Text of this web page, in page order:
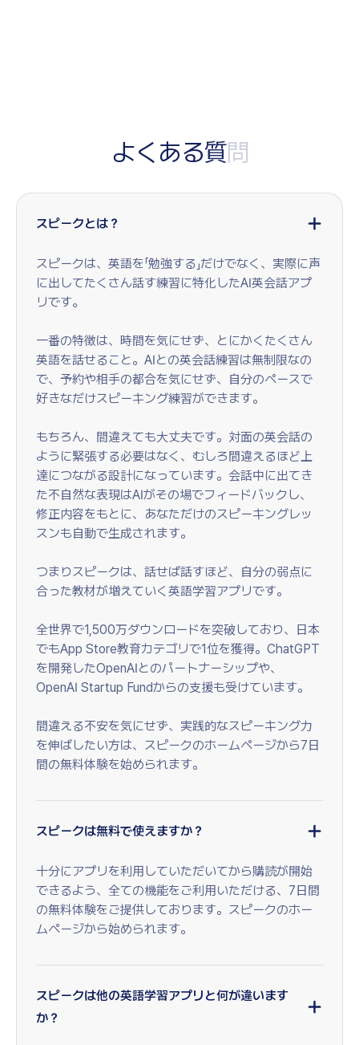
よく ある質問
スピークとは？
スピークは、英語を「勉強する」だけでなく、実際に声
に出してたくさん話す練習に特化したAI英会話アプ
リです。
一番の特徴は、時間を気にせず、とにかくたくさん
英語を話せること。AIとの英会話練習は無制限なの
で、予約や相手の都合を気にせず、自分のペースで
好きなだけスピーキング練習ができます。
もちろん、間違えても大丈夫です。対面の英会話の
ように緊張する必要はなく、むしろ間違えるほど上
達につながる設計になっています。会話中に出てき
た不自然な表現はAIがその場でフィードバックし、
修正内容をもとに、あなただけのスピーキングレッ
スンも自動で生成されます。
つまりスピークは、話せば話すほど、自分の弱点に
合った教材が増えていく英語学習アプリです。
全世界で1,500万ダウンロードを突破しており、日本
でもApp Store教育カテゴリで1位を獲得。ChatGPT
を開発したOpenAIとのパートナーシップや、
OpenAI Startup Fundからの支援も受けています。
間違える不安を気にせず、実践的なスピーキング力
を伸ばしたい方は、スピークのホームページから7日
間の無料体験を始められます。
スピークは無料で使えますか？
十分にアプリを利用していただいてから購読が開始
できるよう、全ての機能をご利用いただける、7日間
の無料体験をご提供しております。スピークのホー
ムページから始められます。
スピークは他の英語学習アプリと何が違います
か？